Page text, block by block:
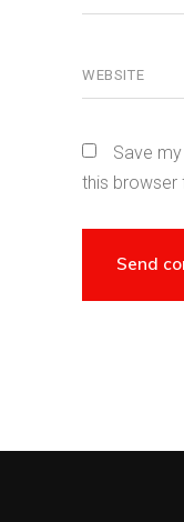
Save
this browser